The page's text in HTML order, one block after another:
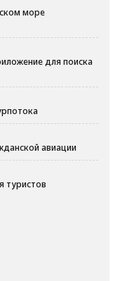
море
для поиска
авиации
туристов